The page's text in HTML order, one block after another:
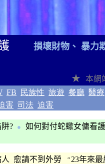
損壞財物、 暴力
★ 本網
FB 民族性 旅遊 餐廳 醫療
害 司法 迫害
? ● 如何對付蛇蠍女傭看護
愈請不到外勞 " 23年來